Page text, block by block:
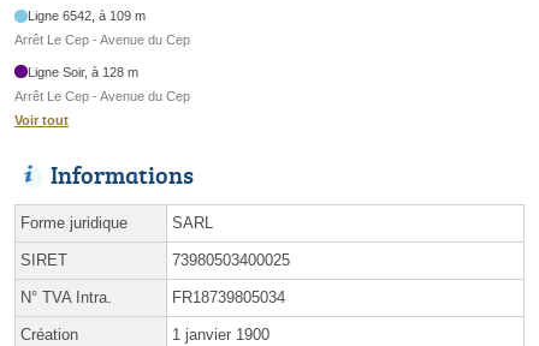
Ligne 6542, à 109 m
Arrêt Le Cep - Avenue du Cep
Ligne Soir, à 128 m
Arrêt Le Cep - Avenue du Cep
Voir tout
Informations
Forme juridique SARL
SIRET 73980503400025
N° TVA Intra. FR18739805034
Création 1 janvier 1900